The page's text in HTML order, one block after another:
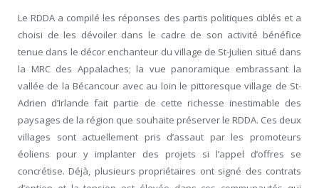
Le RDDA a compilé les réponses des partis politiques ciblés et a
choisi de les dévoiler dans le cadre de son activité bénéfice
tenue dans le décor enchanteur du village de St-Julien situé dans
la MRC des Appalaches; la vue panoramique embrassant la
vallée de la Bécancour avec au loin le pittoresque village de St-
Adrien d’Irlande fait partie de cette richesse inestimable des
paysages de la région que souhaite préserver le RDDA. Ces deux
villages sont actuellement pris d’assaut par les promoteurs
éoliens pour y implanter des projets si l’appel d’offres se
concrétise. Déjà, plusieurs propriétaires ont signé des contrats